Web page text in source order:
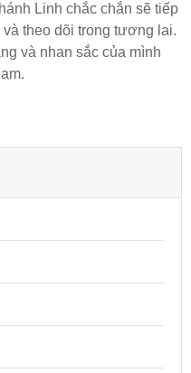
Linh chắc chắn sẽ tiếp
theo dõi trong tương lai.
và nhan sắc của mình